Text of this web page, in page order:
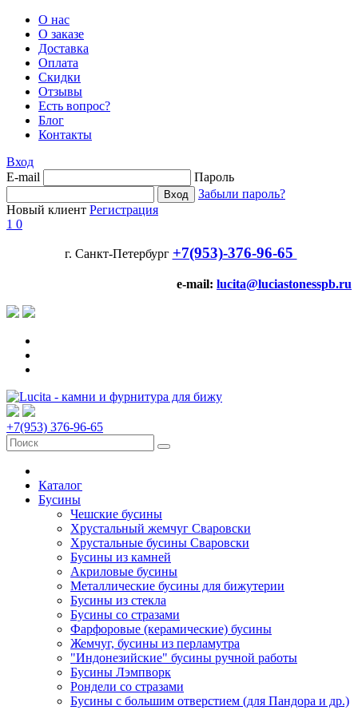
О нас
О заказе
Доставка
Оплата
Скидки
Отзывы
Есть вопрос?
Блог
Контакты
Вход
E-mail
Пароль
Забыли пароль?
Новый клиент Регистрация
1 0
г. Санкт-Петербург +7(953)-376-96-65
e-mail: lucita@luciastonesspb.ru
+7(953) 376-96-65
Каталог
Бусины
Чешские бусины
Хрустальный жемчуг Сваровски
Хрустальные бусины Сваровски
Бусины из камней
Акриловые бусины
Металлические бусины для бижутерии
Бусины из стекла
Бусины со стразами
Фарфоровые (керамические) бусины
Жемчуг, бусины из перламутра
"Индонезийские" бусины ручной работы
Бусины Лэмпворк
Рондели со стразами
Бусины с большим отверстием (для Пандора и др.)